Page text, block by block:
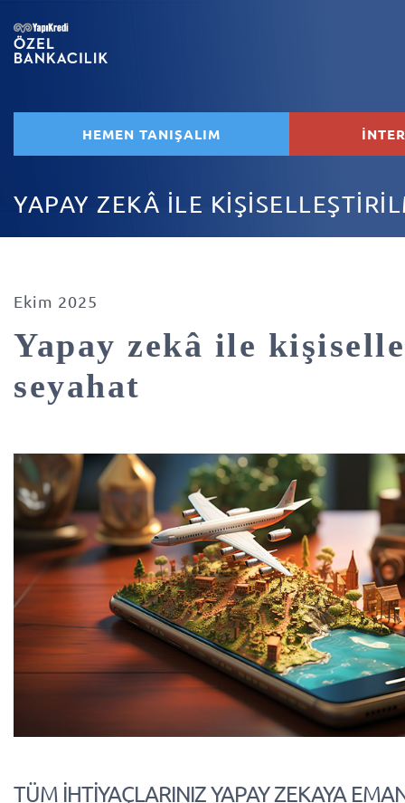
HEMEN TANIŞALIM
YAPAY ZEKÂ İLE
Ekim 2025
Yapay zekâ ile
seyahat
TÜM İHTİYAÇLARINIZ YAPAY ZEKAYA